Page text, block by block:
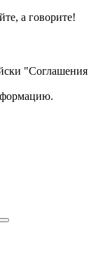
а говорите!
"Соглашения